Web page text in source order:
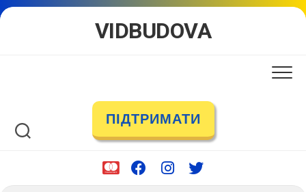
Skip
VIDBUDOVA
ПІДТРИМАТИ